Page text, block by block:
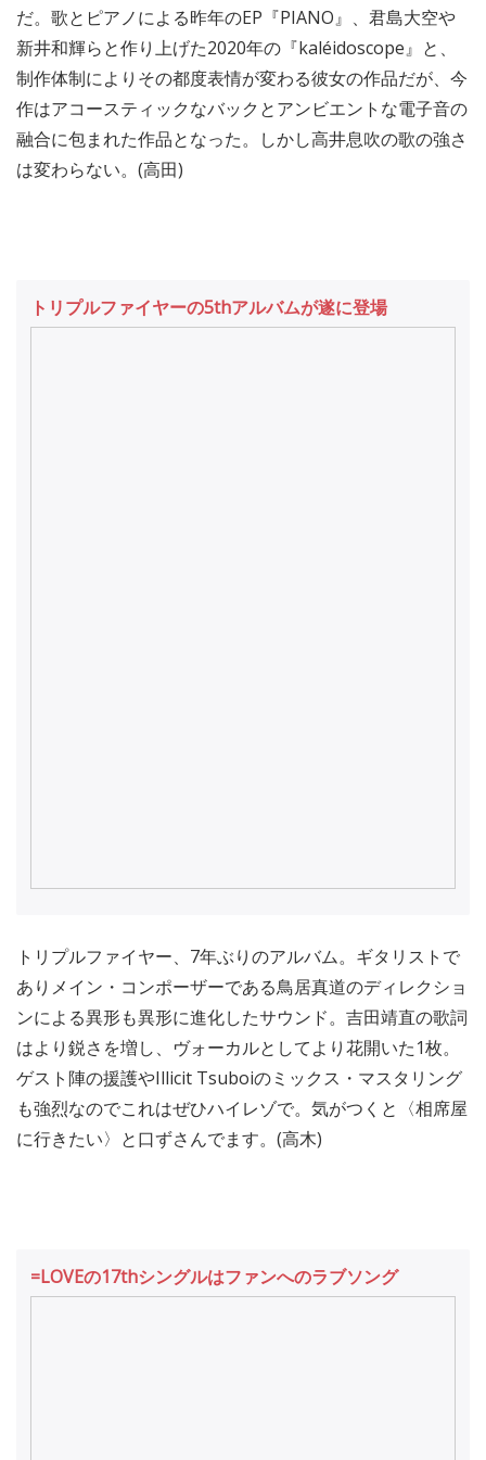
だ。歌とピアノによる昨年のEP『PIANO』、君島大空や
新井和輝らと作り上げた2020年の『kaléidoscope』と、
制作体制によりその都度表情が変わる彼女の作品だが、今
作はアコースティックなバックとアンビエントな電子音の
融合に包まれた作品となった。しかし高井息吹の歌の強さ
は変わらない。(高田)
トリプルファイヤーの5thアルバムが遂に登場
トリプルファイヤー、7年ぶりのアルバム。ギタリストで
ありメイン・コンポーザーである鳥居真道のディレクショ
ンによる異形も異形に進化したサウンド。吉田靖直の歌詞
はより鋭さを増し、ヴォーカルとしてより花開いた1枚。
ゲスト陣の援護やIllicit Tsuboiのミックス・マスタリング
も強烈なのでこれはぜひハイレゾで。気がつくと〈相席屋
に行きたい〉と口ずさんでます。(高木)
=LOVEの17thシングルはファンへのラブソング